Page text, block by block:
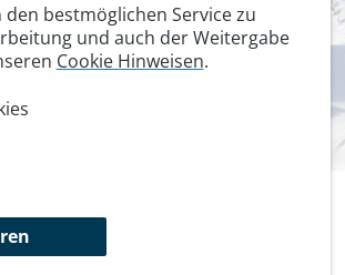
bestmöglichen Service zu
und auch der Weitergabe
Cookie Hinweisen.